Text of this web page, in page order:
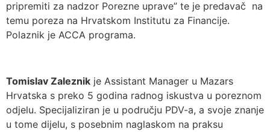
pripremiti za nadzor Porezne uprave” te je predavač na
temu poreza na Hrvatskom Institutu za Financije.
Polaznik je ACCA programa.
Tomislav Zaleznik je Assistant Manager u Mazars
Hrvatska s preko 5 godina radnog iskustva u poreznom
odjelu. Specijaliziran je u području PDV-a, a svoje znanje
u tome dijelu, s posebnim naglaskom na praksu